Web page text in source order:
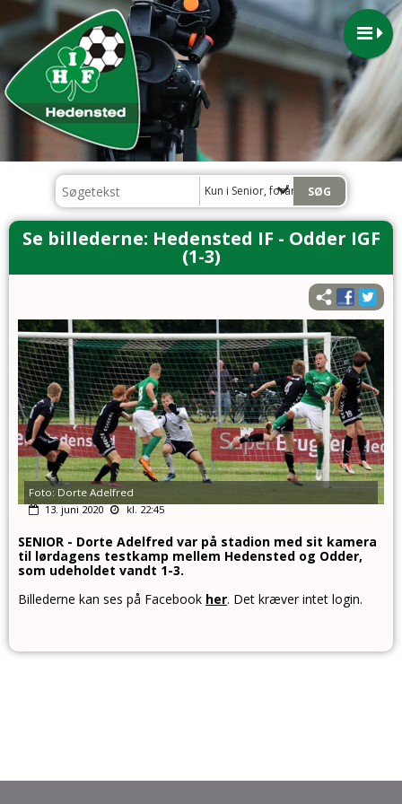
Kun i Senior, forår 2020
Se billederne: Hedensted IF - Odder IGF
(1-3)
Foto: Dorte Adelfred
13. juni 2020
kl. 22:45
SENIOR - Dorte Adelfred var på stadion med sit kamera
til lørdagens testkamp mellem Hedensted og Odder,
som udeholdet vandt 1-3.
Billederne kan ses på Facebook her. Det kræver intet login.